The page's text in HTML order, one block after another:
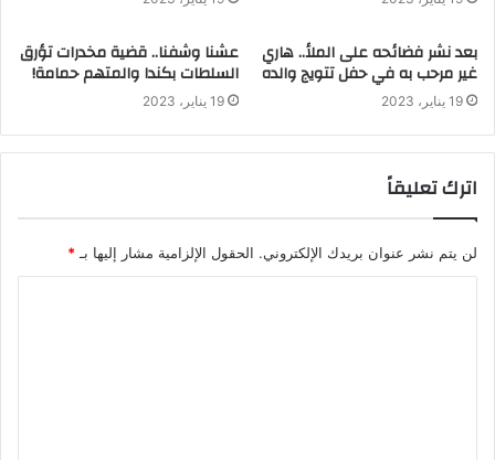
بعد نشر فضائحه على الملأ.. هاري
غير مرحب به في حفل تتويج والده
19 يناير، 2023
عشنا وشفنا.. قضية مخدرات تؤرق
السلطات بكندا والمتهم حمامة!
19 يناير، 2023
اترك تعليقاً
لن يتم نشر عنوان بريدك الإلكتروني. الحقول الإلزامية مشار إليها بـ *